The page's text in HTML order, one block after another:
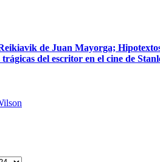
de Juan Mayorga;
del escritor en el cine de